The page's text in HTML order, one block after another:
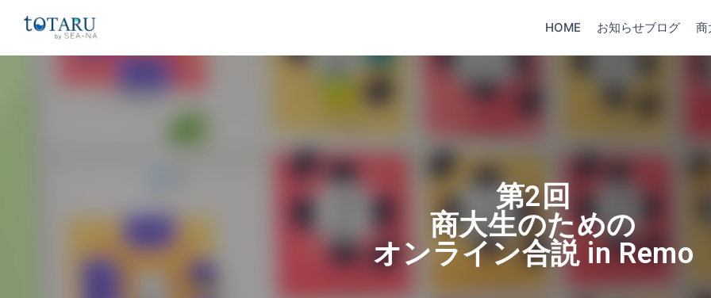
コ
テ
HOME お知らせブログ 商
第2回
商大生のための
オンライン合説 in Remo